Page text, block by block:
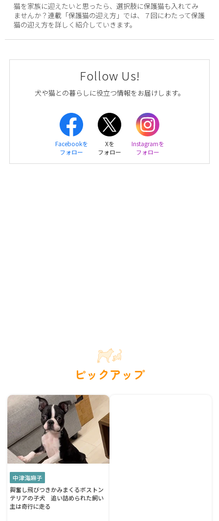
猫を家族に迎えたいと思ったら、選択肢に保護猫も入れてみ
ませんか？連載「保護猫の迎え方」では、７回にわたって保護
猫の迎え方を詳しく紹介していきます。
Follow Us!
犬や猫との暮らしに役立つ情報をお届けします。
Facebookを
フォロー
Xを
フォロー
Instagramを
フォロー
ピックアップ
中津海麻子
興奮し飛びつきかみまくるボストン
テリアの子犬 追い詰められた飼い
主は奇行に走る